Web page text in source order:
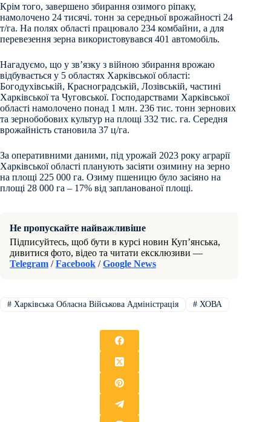
Крім того, завершено збирання озимого ріпаку,
намолочено 24 тисячі. тонн за середньої врожайності 24
т/га. На полях області працювало 234 комбайни, а для
перевезення зерна використовувався 401 автомобіль.
Нагадуємо, що у зв’язку з війною збирання врожаю
відбувається у 5 областях Харківської області:
Богодухівській, Красноградській, Лозівській, частині
Харківської та Чуговської. Господарствами Харківської
області намолочено понад 1 млн. 236 тис. тонн зернових
та зернобобових культур на площі 332 тис. га. Середня
врожайність становила 37 ц/га.
За оперативними даними, під урожай 2023 року аграрії
Харківської області планують засіяти озимину на зерно
на площі 225 000 га. Озиму пшеницю було засіяно на
площі 28 000 га – 17% від запланованої площі.
Не пропускайте найважливіше
Підписуйтесь, щоб бути в курсі новин Куп’янська,
дивитися фото, відео та читати ексклюзиви —
Telegram /Facebook /Google News
#Харківська Обласна Військова Адміністрація #ХОВА